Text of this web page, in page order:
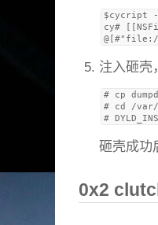
$cycript -
cy#
注入砸壳
# cp
# cd /var/
砸壳成功
0x2